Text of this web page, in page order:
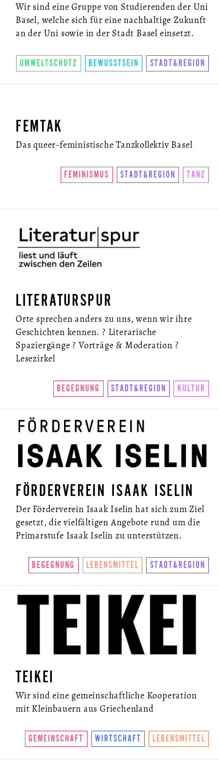
Wir sind eine Gruppe von Studierenden der Uni
Basel, welche sich für eine nachhaltige Zukunft
an der Uni sowie in der Stadt Basel einsetzt.
UMWELTSCHUTZ BEWUSSTSEIN STADT&REGION
FEMTAK
Das queer-feministische Tanzkollektiv Basel
FEMINISMUS STADT&REGION TANZ
LITERATURSPUR
Orte sprechen anders zu uns, wenn wir ihre
Geschichten kennen. ? Literarische
Spaziergänge ? Vorträge & Moderation ?
Lesezirkel
BEGEGNUNG STADT&REGION KULTUR
FÖRDERVEREIN ISAAK ISELIN
Der Förderverein Isaak Iselin hat sich zum Ziel
gesetzt, die vielfältigen Angebote rund um die
Primarstufe Isaak Iselin zu unterstützen.
BEGEGNUNG LEBENSMITTEL STADT&REGION
TEIKEI
Wir sind eine gemeinschaftliche Kooperation
mit Kleinbauern aus Griechenland
GEMEINSCHAFT WIRTSCHAFT LEBENSMITTEL